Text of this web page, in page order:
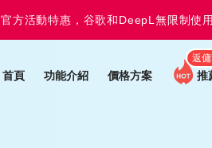
官方活動特惠，谷歌和DeepL無限制使
首頁 功能介紹 價格方案 推
返